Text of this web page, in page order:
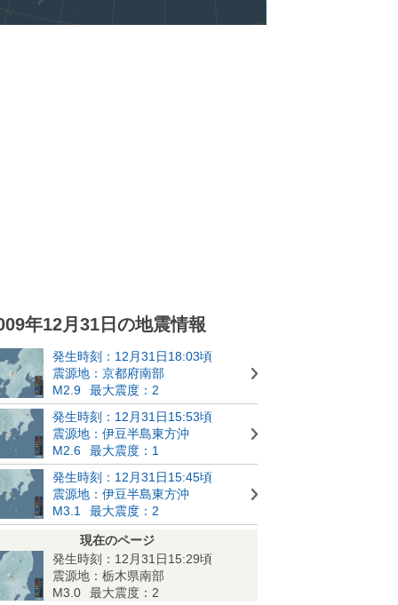
年12月31日の地震情報
発生時刻：12月31日18:03頃
震源地：京都府南部
M2.9
最大震度：2
発生時刻：12月31日15:53頃
震源地：伊豆半島東方沖
M2.6
最大震度：1
発生時刻：12月31日15:45頃
震源地：伊豆半島東方沖
M3.1
最大震度：2
現在のページ
発生時刻：12月31日15:29頃
震源地：栃木県南部
M3.0
最大震度：2